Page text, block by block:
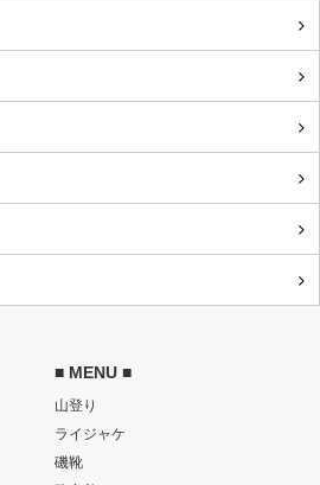
■ MENU ■
山登り
ライジャケ
磯靴